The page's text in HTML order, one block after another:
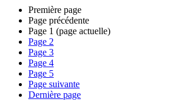
Première page
Page précédente
Page 1 (page actuelle)
Page 2
Page 3
Page 4
Page 5
Page suivante
Dernière page